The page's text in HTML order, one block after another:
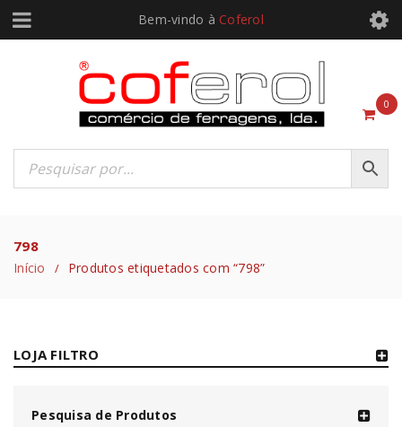
Bem-vindo à Coferol
0
798
Início / Produtos etiquetados com “798”
LOJA FILTRO
Pesquisa de Produtos